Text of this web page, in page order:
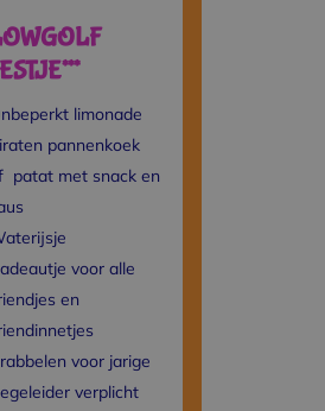
limonade
pannenkoek
patat met snack en
voor alle
en
voor jarige
verplicht